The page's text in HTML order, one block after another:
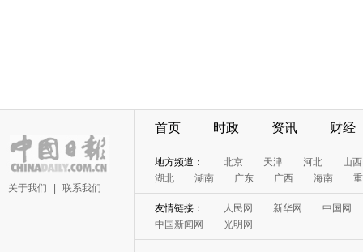
关于我们 联系我们
首页 时政 资讯 财经
地方频道： 北京 天津 河北
山西
湖北
湖南 广东 广西 海南
友情链接： 人民网 新华网
中国网
中国新闻网
光明网